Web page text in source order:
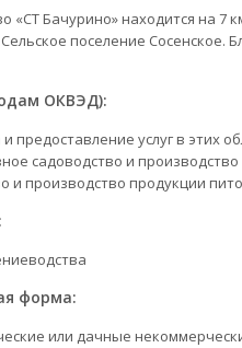
«СТ Бачурино» находится на 7
поселение Сосенское.
ОКВЭД):
предоставление услуг в этих
садоводство и
и производство продукции
форма:
или дачные